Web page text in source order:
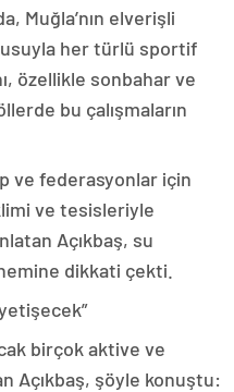
Muğla’nın elverişli
her türlü sportif
özellikle sonbahar ve
bu çalışmaların
ve federasyonlar için
ve tesisleriyle
Açıkbaş, su
dikkati çekti.
birçok aktive ve
Açıkbaş, şöyle konuştu: